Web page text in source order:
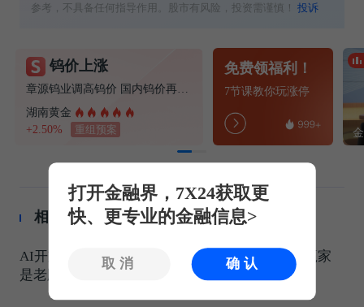
参考，不具备任何指导作用。股市有风险，投资需谨慎！投诉
钨价上涨
章源钨业调高钨价 国内钨价再现涨价迹象
湖南黄金
+2.50%
重组预案
免费领福利！
7节课教你玩涨停
相关推荐
AI开支超7000亿，OpenAI估值8520亿！新书称赢家
是老牌巨头
打开金融界，7X24获取更
快、更专业的金融信息>
取消 确认